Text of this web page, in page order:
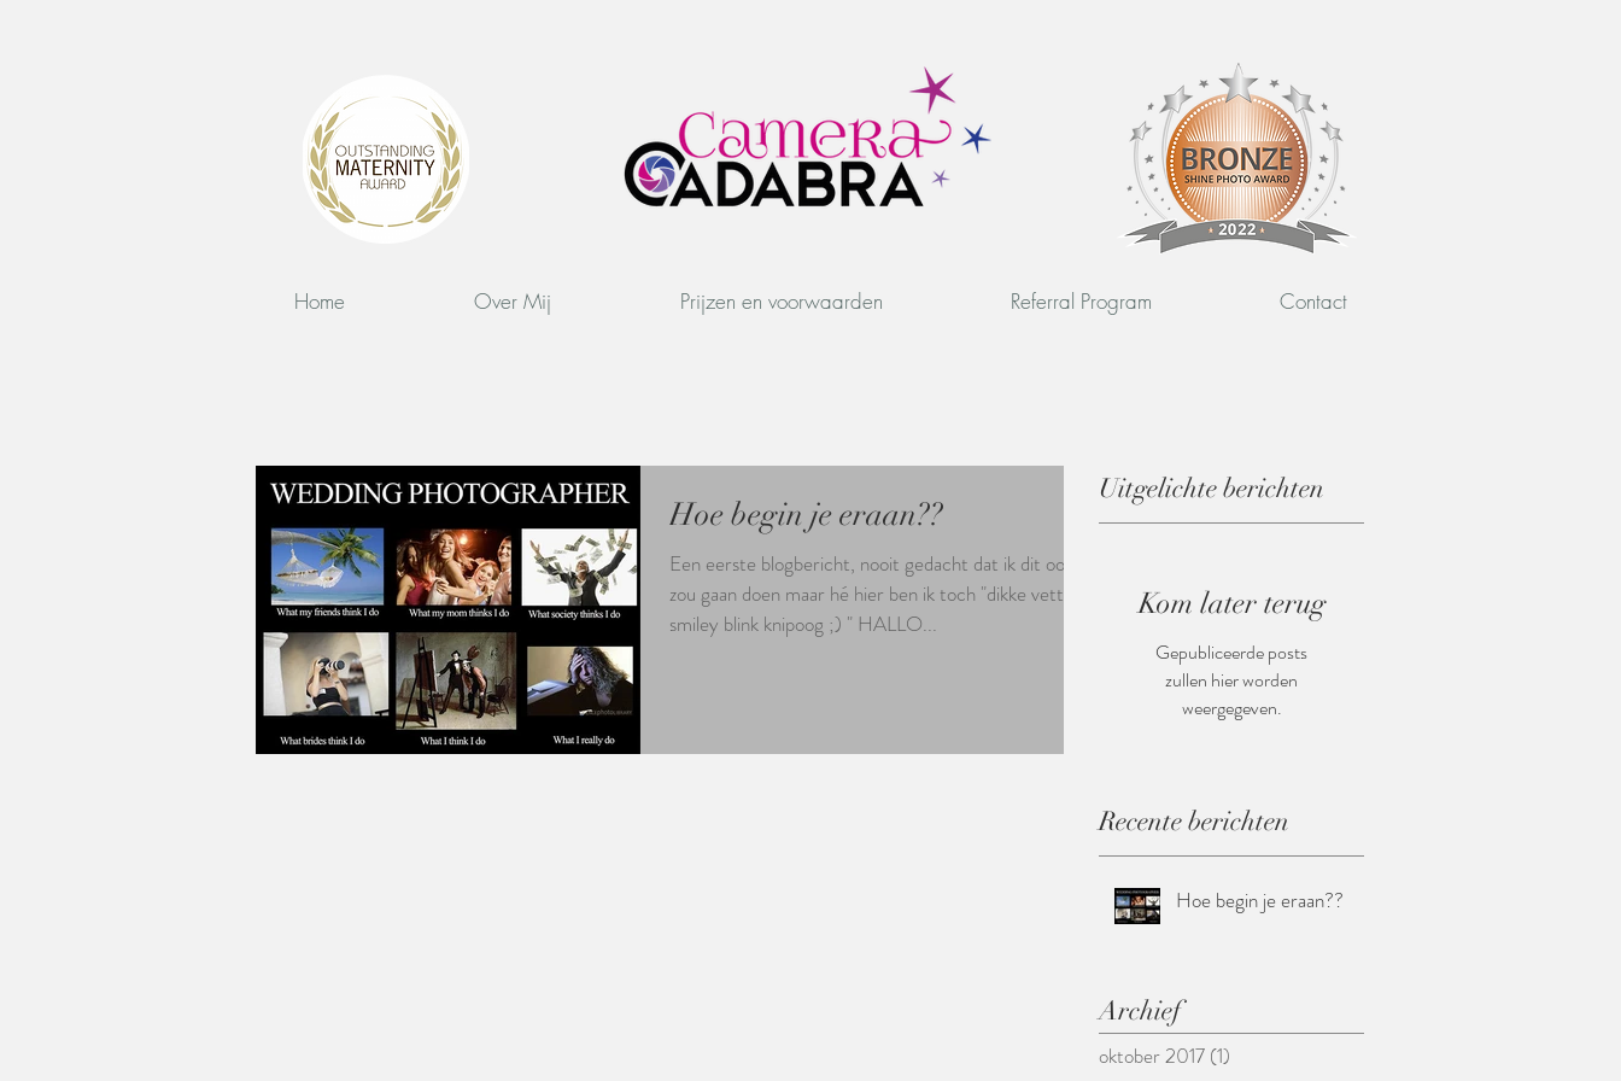
Home Over Mij Prijzen en voorwaarden Referral Program Contact
Hoe begin je eraan??
Een eerste blogbericht, nooit gedacht dat ik dit ooit
zou gaan doen maar hé hier ben ik toch "dikke vette
smiley blink knipoog ;) " HALLO...
Uitgelichte berichten
Kom later terug
Gepubliceerde posts
zullen hier worden
weergegeven.
Recente berichten
Hoe begin je eraan??
Archief
oktober 2017 (1)